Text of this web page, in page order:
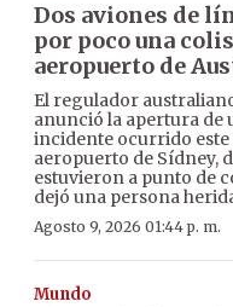
Dos aviones de
por poco una
aeropuerto de
El regulador
anunció la apertura de
incidente ocurrido
aeropuerto de Sídney,
estuvieron a punto de
dejó una persona
Agosto 9, 2026 01:44 p. m.
Mundo